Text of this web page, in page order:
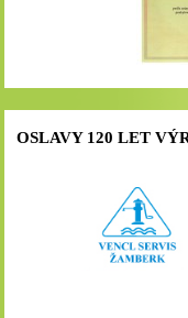
OSLAVY 120 LET